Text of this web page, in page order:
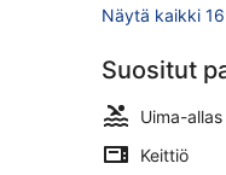
Näytä kaikki
Suositut
Uima-allas
Keittiö